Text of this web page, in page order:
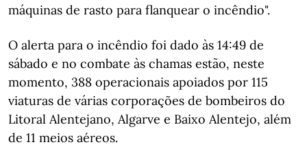
máquinas de rasto para flanquear o incêndio".
O alerta para o incêndio foi dado às 14:49 de
sábado e no combate às chamas estão, neste
momento, 388 operacionais apoiados por 115
viaturas de várias corporações de bombeiros do
Litoral Alentejano, Algarve e Baixo Alentejo, além
de 11 meios aéreos.